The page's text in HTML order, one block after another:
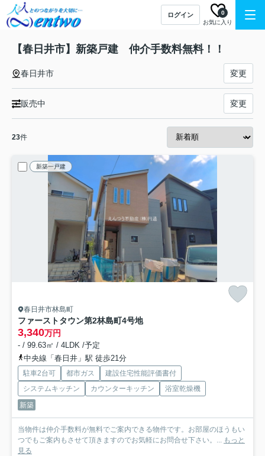
ログイン
お気に入り
0
【春日井市】新築戸建 仲介手数料無料！！
春日井市 変更
販売中 変更
23件
新築一戸建
春日井市林島町
ファーストタウン第2林島町4号地
3,340万円
- / 99.63㎡ / 4LDK /予定
中央線「春日井」駅 徒歩21分
駐車2台可 都市ガス
建設住宅性能評価書付
システムキッチン
カウンターキッチン
浴室乾燥機
新築
当物件は仲介手数料が無料でご案内できる物件です。お部屋のほうもい
つでもご案内もさせて頂きますのでお気軽にお問合せ下さい。... もっと
見る